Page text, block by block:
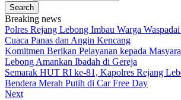
Breaking news
Polres Rejang Lebong Imbau Warga
Cuaca Panas dan Angin Kencang
Komitmen Berikan Pelayanan kepada
Lebong Amankan Ibadah di Gereja
Semarak HUT RI ke-81, Kapolres Rejang
Bendera Merah Putih di Car Free Day
Next